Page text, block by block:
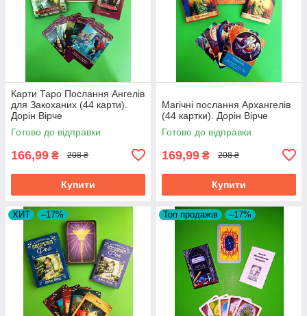
Карти Таро Послання Ангелів
для Закоханих (44 карти).
Дорін Вірче
Готово до відправки
166,99 ₴ 208 ₴
Купити
Магічні послання Архангелів
(44 картки). Дорін Вірче
Готово до відправки
169,99 ₴ 208 ₴
Купити
ХИТ –17% Топ продажів –17%